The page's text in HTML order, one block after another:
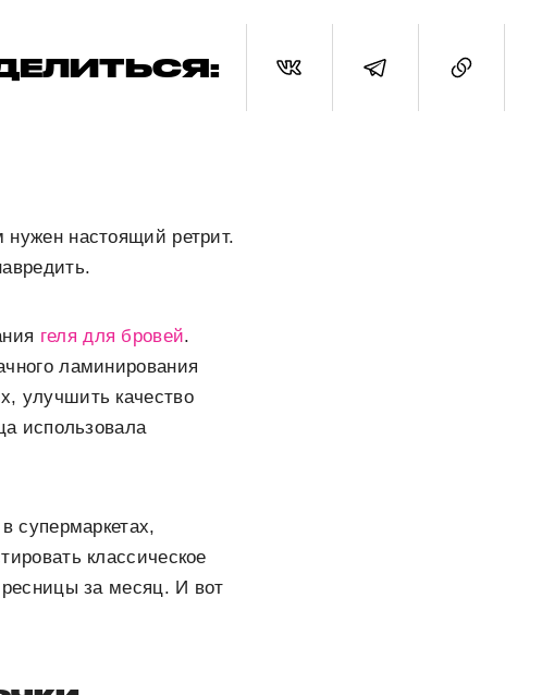
настоящий ретрит.
геля для бровей.
ламинирования
улучшить качество
использовала
супермаркетах,
классическое
за месяц. И вот